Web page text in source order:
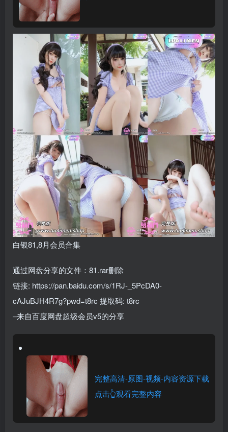
白银81,8月会员合集
通过网盘分享的文件：81.rar删除
链接: https://pan.baidu.com/s/1RJ-_5PcDA0-
cAJuBJH4R7g?pwd=t8rc 提取码: t8rc
–来自百度网盘超级会员v5的分享
完整高清-原图-视频-内容资源下载
点击👆观看完整内容